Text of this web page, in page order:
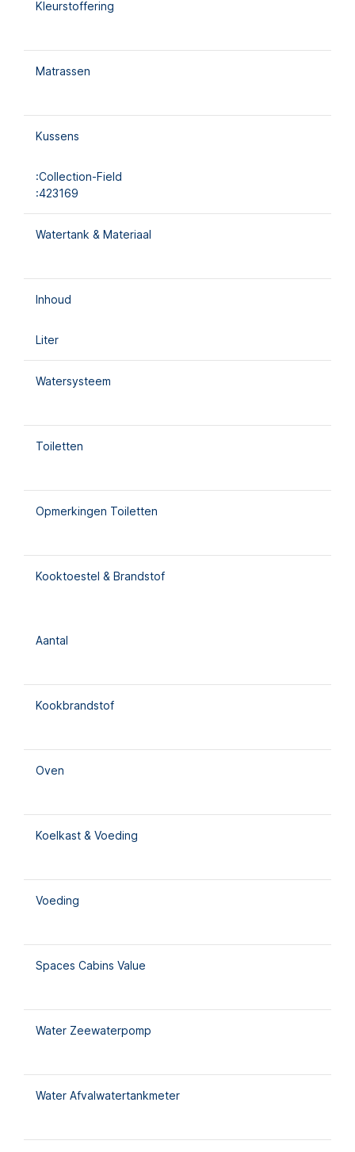
Kleurstoffering
Matrassen
Kussens
:collection-Field
:423169
Watertank & Materiaal
Inhoud
Liter
Watersysteem
Toiletten
Opmerkingen Toiletten
Kooktoestel & Brandstof
Aantal
Kookbrandstof
Oven
Koelkast & Voeding
Voeding
Spaces Cabins Value
Water Zeewaterpomp
Water Afvalwatertankmeter